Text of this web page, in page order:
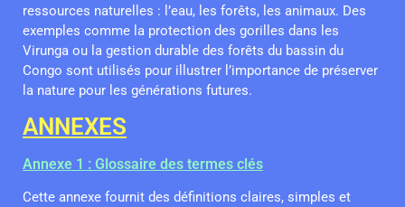
ressources naturelles : l’eau, les forêts, les animaux. Des
exemples comme la protection des gorilles dans les
Virunga ou la gestion durable des forêts du bassin du
Congo sont utilisés pour illustrer l’importance de préserver
la nature pour les générations futures.
ANNEXES
Annexe 1 : Glossaire des termes clés
Cette annexe fournit des définitions claires, simples et